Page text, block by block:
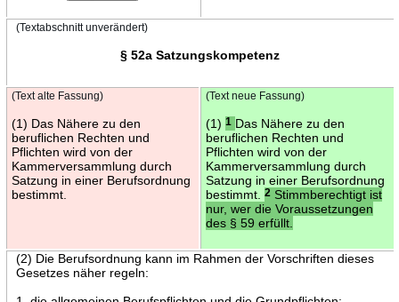
(Textabschnitt unverändert)
§ 52a Satzungskompetenz
(Text alte Fassung)
(1) Das Nähere zu den
beruflichen Rechten und
Pflichten wird von der
Kammerversammlung durch
Satzung in einer Berufsordnung
bestimmt.
(Text neue Fassung)
(1) 1 Das Nähere zu den
beruflichen Rechten und
Pflichten wird von der
Kammerversammlung durch
Satzung in einer Berufsordnung
bestimmt.
2Stimmberechtigt ist
nur, wer die Voraussetzungen
des § 59 erfüllt.
(2) Die Berufsordnung kann im Rahmen der Vorschriften dieses
Gesetzes näher regeln: